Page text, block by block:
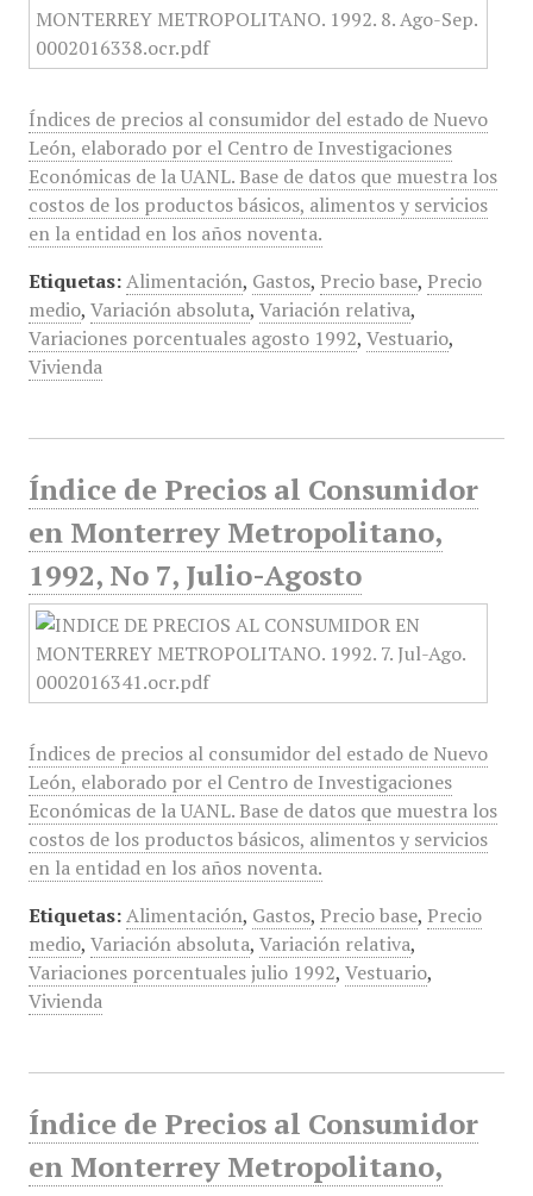
Índices de precios al consumidor del estado de Nuevo
León, elaborado por el Centro de Investigaciones
Económicas de la UANL. Base de datos que muestra los
costos de los productos básicos, alimentos y servicios
en la entidad en los años noventa.
Etiquetas: Alimentación, Gastos, Precio base, Precio
medio, Variación absoluta, Variación relativa,
Variaciones porcentuales agosto 1992, Vestuario,
Vivienda
Índice de Precios al Consumidor
en Monterrey Metropolitano,
1992, No 7, Julio-Agosto
Índices de precios al consumidor del estado de Nuevo
León, elaborado por el Centro de Investigaciones
Económicas de la UANL. Base de datos que muestra los
costos de los productos básicos, alimentos y servicios
en la entidad en los años noventa.
Etiquetas: Alimentación, Gastos, Precio base, Precio
medio, Variación absoluta, Variación relativa,
Variaciones porcentuales julio 1992, Vestuario,
Vivienda
Índice de Precios al Consumidor
en Monterrey Metropolitano,